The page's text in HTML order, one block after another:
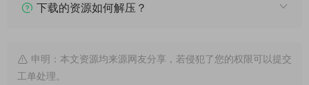
下载的资源如何解压？
申明：本文资源均来源网友分享，若侵犯了您的权限可以提交
工单处理。